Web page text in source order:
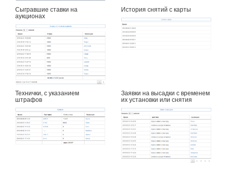
Сыгравшие ставки на
аукционах
История снятий с карты
Технички, с указанием
штрафов
Заявки на высадки с временем
их установки или снятия